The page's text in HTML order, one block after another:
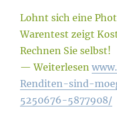
Lohnt sich eine
Warentest zeigt
Rechnen Sie selbst!
— Weiterlesen
Renditen-sind-
5250676-5877908/